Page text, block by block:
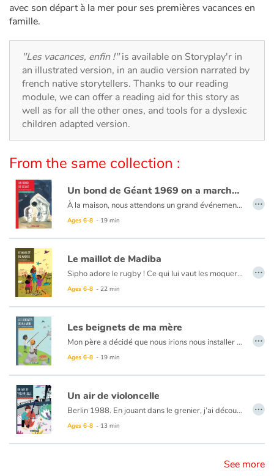
Daily life and hobbies
At school
Festivals and events
Love and friendship
Social issues
Emotions and feelings
Formats and illustrations
Catalogue anglais
Contraste +
Help
Home
Family
Schools
Libraries
avec son départ à la mer pour ses premières vacances en
famille.
"Les vacances, enfin !"is available on Storyplay'r in
an illustrated version, in an audio version narrated by
french native storytellers. Thanks to our reading
module, we can offer a reading aid for this story as
well as for all the other ones, and tools for a dyslexic
children adapted version.
From the same collection :
Un bond de Géant 1969 on a marché sur la lune
À la maison, nous attendons un grand événement. Le plus grand de ma vie. Alors, impatiente, j’attends. À l’hôpital, dans la rue, tout le monde attend aussi un grand événement, le visage collé à un écran de télévision. Un homme va marcher sur la Lune. Mais à cette même petite seconde-là, toi aussi tu es arrivé. Là, à travers le hublot de ta chambre, enfin je te vois.
Ages 6-8 - 19 min
…
Le maillot de Madiba
Sipho adore le rugby ! Ce qui lui vaut les moqueries de ses frères et voisins dans le township de Soweto. Le rugby c'est le sport des Blancs et tous soutiennent l'équipe de football des Bafana Bafana. Mais cette année, c'est l'Afrique du Sud qui organise la Coupe du monde de rugby et les Springboks compte désormais Chester Wiliams, un rugbyman noir qui va déchaîner les passions.
Ages 6-8 - 22 min
…
Les beignets de ma mère
Mon père a décidé que nous irions nous installer à Montgomery, chez ma grand-mère. Les noirs n’y sont pas mieux traités mais j’y serais plus en sécurité. Et puis, ma grand-mère fait la meilleure purée de haricots rouges du quartier ! Nous prenions souvent le bus pour traverser la ville. Les noirs assis à l’arrière, les blancs assis devant. Un jour, avant Noël, une dame a refusé de laisser sa place à un blanc. Elle a osé lui dire non. Ce fut le début d’une grande protestation.
Ages 6-8 - 19 min
…
Un air de violoncelle
Berlin 1988. En jouant dans le grenier, j’ai découvert un violoncelle qui appartenait à ma grand-mère. Je l’ai pris dans mes bras et on ne s’est plus quittés. La musique sonne comme un langage à mes oreilles. En plus, mes parents ont fui Berlin-Est avec cet instrument alors que mes grands-parents, eux, sont encore de l’autre côté du mur. Mais aujourd’hui, de plus en plus de gens sont en colère, ils manifestent dans la rue et bientôt, il faudra bien que ce mur tombe.
Ages 6-8 - 13 min
…
See more